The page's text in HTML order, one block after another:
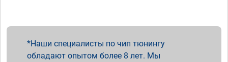
Наши специалисты по чип тюнингу
обладают опытом более 8 лет. Мы